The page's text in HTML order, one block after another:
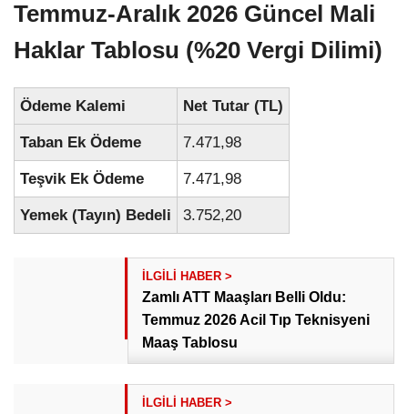
Temmuz-Aralık 2026 Güncel Mali
Haklar Tablosu (%20 Vergi Dilimi)
Ödeme Kalemi Net Tutar (TL)
Taban Ek Ödeme 7.471,98
Teşvik Ek Ödeme 7.471,98
Yemek (Tayın) Bedeli 3.752,20
Zamlı ATT Maaşları Belli Oldu:
Temmuz 2026 Acil Tıp Teknisyeni
Maaş Tablosu